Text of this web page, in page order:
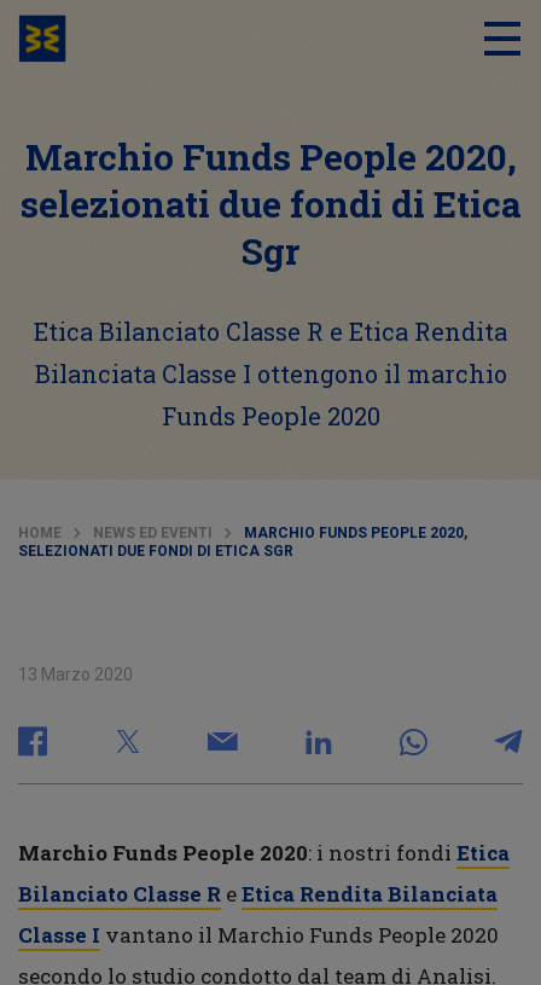
Marchio Funds People 2020,
selezionati due fondi di Etica
Sgr
Etica Bilanciato Classe R e Etica Rendita
Bilanciata Classe I ottengono il marchio
Funds People 2020
HOME NEWS ED EVENTI
MARCHIO FUNDS PEOPLE 2020,
SELEZIONATI DUE FONDI DI ETICA SGR
13 Marzo 2020
Marchio Funds People 2020: i nostri fondi Etica
Bilanciato Classe R eEtica Rendita Bilanciata
Classe I vantano il Marchio Funds People 2020
secondo lo studio condotto dal team di Analisi.